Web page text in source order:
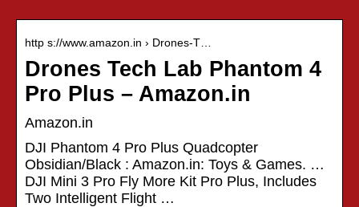
http s://www.amazon.in › Drones-T…
Drones Tech Lab Phantom 4
Pro Plus – Amazon.in
Amazon.in
DJI Phantom 4 Pro Plus Quadcopter
Obsidian/Black : Amazon.in: Toys & Games. …
DJI Mini 3 Pro Fly More Kit Pro Plus, Includes
Two Intelligent Flight …